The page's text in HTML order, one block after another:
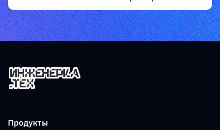
Продукты